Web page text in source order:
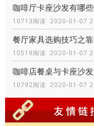
咖啡厅卡座沙发有哪
10713阅读 2020-01-07
餐厅家具选购技巧之
10519阅读 2020-01-07
咖啡店餐桌与卡座沙
10792阅读 2020-01-07